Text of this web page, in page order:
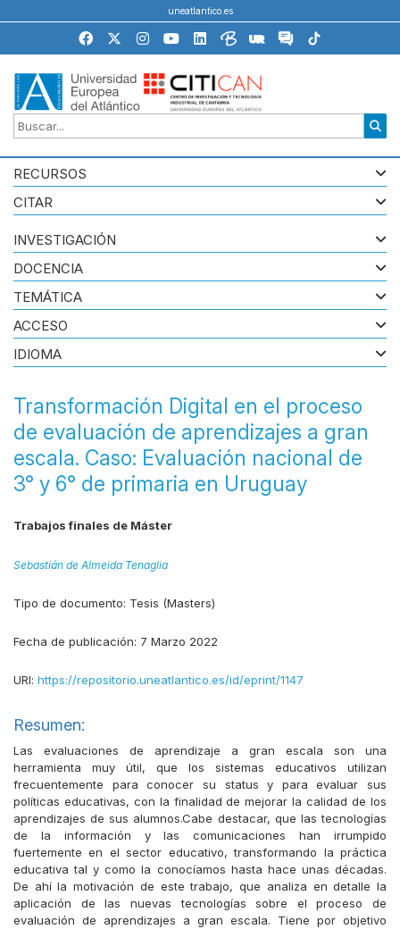
uneatlantico.es
RECURSOS
CITAR
Transformación Digital en el proceso
de evaluación de aprendizajes a gran
escala. Caso: Evaluación nacional de
3° y 6° de primaria en Uruguay
Trabajos finales de Máster
Sebastián de Almeida Tenaglia
Tipo de documento: Tesis (Masters)
Fecha de publicación: 7 Marzo 2022
URI: https://repositorio.uneatlantico.es/id/eprint/1147
Resumen:
Las evaluaciones de aprendizaje a gran escala son una
herramienta muy útil, que los sistemas educativos utilizan
frecuentemente para conocer su status y para evaluar sus
políticas educativas, con la finalidad de mejorar la calidad de los
aprendizajes de sus alumnos.Cabe destacar, que las tecnologías
de la información y las comunicaciones han irrumpido
fuertemente en el sector educativo, transformando la práctica
educativa tal y como la conocíamos hasta hace unas décadas.
De ahí la motivación de este trabajo, que analiza en detalle la
aplicación de las nuevas tecnologías sobre el proceso de
evaluación de aprendizajes a gran escala. Tiene por objetivo
INVESTIGACIÓN
DOCENCIA
TEMÁTICA
ACCESO
IDIOMA